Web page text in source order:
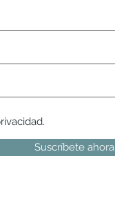
Suscríbete ahora